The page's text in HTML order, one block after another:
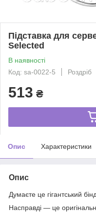
Підставка для
Selected
В наявності
Код: sa-0022-5
Роздріб
513 ₴
Опис Характеристики
Опис
Думаєте це гігантський
Насправді — це